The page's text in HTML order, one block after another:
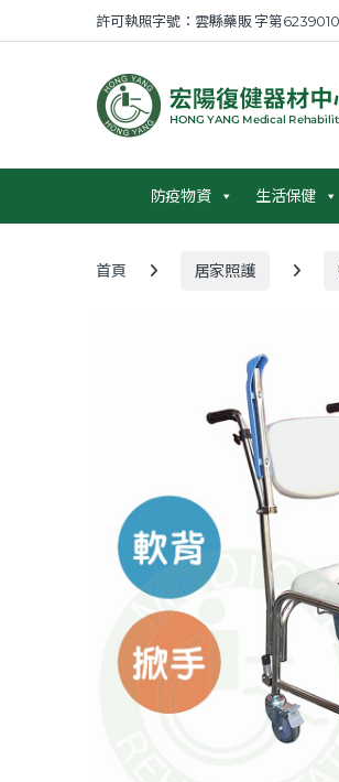
Skip to navigation
Skip to content許可執照字號：雲縣藥販 字第
防疫物資 生活保健
首頁 居家照護